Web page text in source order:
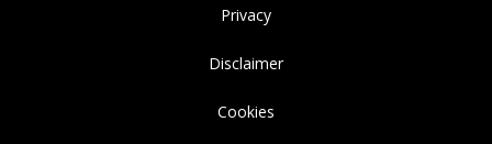
Privacy
Disclaimer
Cookies